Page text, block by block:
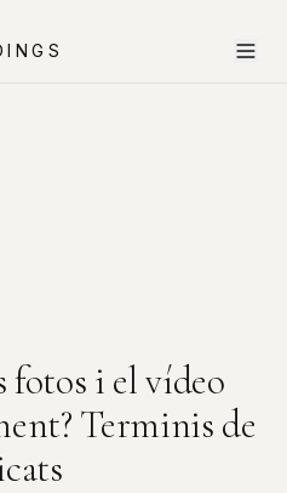
fotos i el vídeo
Terminis de